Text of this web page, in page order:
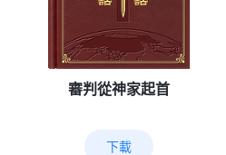
審判從神家起首
下載